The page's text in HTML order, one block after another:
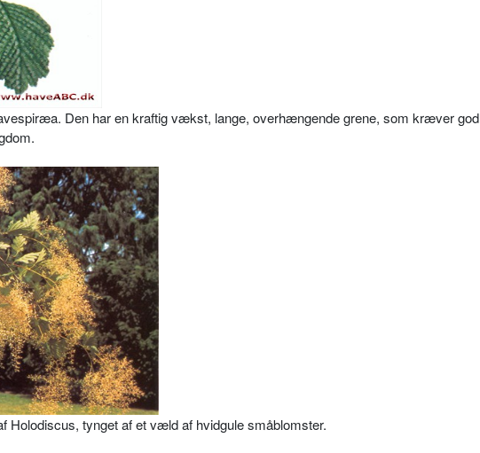
Den har en kraftig vækst, lange, overhængende grene, som kræver god
Holodiscus, tynget af et væld af hvidgule småblomster.